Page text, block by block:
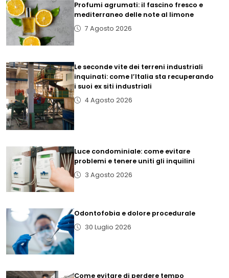
Profumi agrumati: il fascino fresco e
mediterraneo delle note al limone
7 Agosto 2026
Le seconde vite dei terreni industriali
inquinati: come l’Italia sta recuperando
i suoi ex siti industriali
4 Agosto 2026
Luce condominiale: come evitare
problemi e tenere uniti gli inquilini
3 Agosto 2026
Odontofobia e dolore procedurale
30 Luglio 2026
Come evitare di perdere tempo